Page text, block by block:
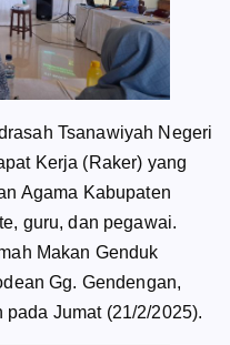
Tsanawiyah Negeri
Kerja (Raker) yang
Agama Kabupaten
guru, dan pegawai.
Makan Genduk
Gg. Gendengan,
Jumat (21/2/2025).